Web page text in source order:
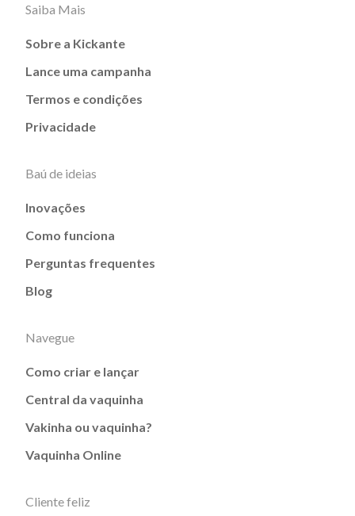
Saiba Mais
Sobre a Kickante
Lance uma campanha
Termos e condições
Privacidade
Baú de ideias
Inovações
Como funciona
Perguntas frequentes
Blog
Navegue
Como criar e lançar
Central da vaquinha
Vakinha ou vaquinha?
Vaquinha Online
Cliente feliz